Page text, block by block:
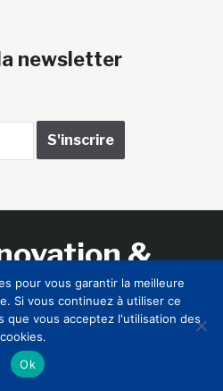
newsletter
&
France
LE CLUB
pour vous garantir la meilleure
Si vous continuez à utiliser ce
que vous acceptez l'utilisation des
cookies.
Ok